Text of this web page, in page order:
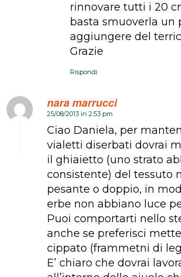
rinnovare tutti i 20
basta smuoverla un
aggiungere del
Grazie
Rispondi
nara marrucci
dice:
25/08/2013 in 2:53 pm
Ciao Daniela, per
vialetti diserbati dovrai
il ghiaietto (uno strato
consistente) del tessuto
pesante o doppio, in
erbe non abbiano luce
Puoi comportarti nello
anche se preferisci
cippato (frammetni di
E’ chiaro che dovrai